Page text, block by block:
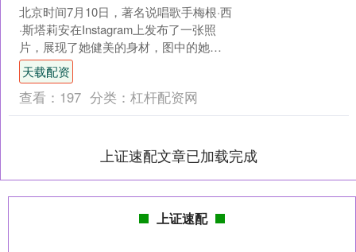
北京时间7月10日，著名说唱歌手梅根·西
·斯塔莉安在Instagram上发布了一张照
片，展现了她健美的身材，图中的她是
泳池边的焦点。然而，细心的网友注意
到，泳池....
天载配资
查看： 197 分类： 杠杆配资网
上证速配文章已加载完成
上证速配